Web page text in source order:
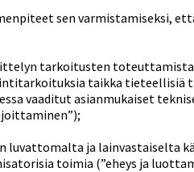
sen varmistamiseksi,
tarkoitusten
taikka tieteellisiä
vaaditut asianmukaiset
luvattomalta ja lainvastaiselta
toimia (”eheys ja